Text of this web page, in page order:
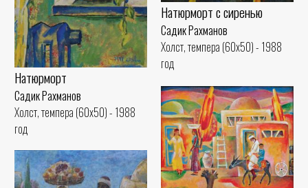
Натюрморт с сиренью
Садик Рахманов
Холст, темпера (60x50) - 1988
год
Натюрморт
Садик Рахманов
Холст, темпера (60x50) - 1988
год